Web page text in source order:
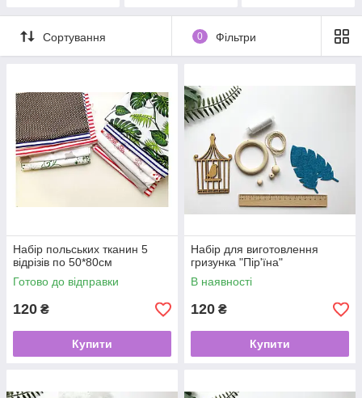
Сортування 0 Фільтри
Набір польських тканин 5
відрізів по 50*80см
Готово до відправки
120 ₴
Купити
Набір для виготовлення
гризунка "Пір'їна"
В наявності
120 ₴
Купити